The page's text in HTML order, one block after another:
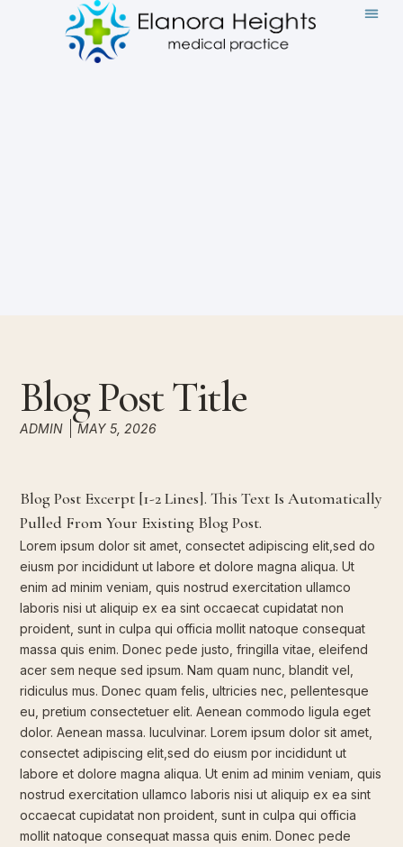
Blog Post Title
ADMIN MAY 5, 2026
Blog Post Excerpt [1-2 Lines]. This Text Is Automatically
Pulled From Your Existing Blog Post.
Lorem ipsum dolor sit amet, consectet adipiscing elit,sed do
eiusm por incididunt ut labore et dolore magna aliqua. Ut
enim ad minim veniam, quis nostrud exercitation ullamco
laboris nisi ut aliquip ex ea sint occaecat cupidatat non
proident, sunt in culpa qui officia mollit natoque consequat
massa quis enim. Donec pede justo, fringilla vitae, eleifend
acer sem neque sed ipsum. Nam quam nunc, blandit vel,
ridiculus mus. Donec quam felis, ultricies nec, pellentesque
eu, pretium consectetuer elit. Aenean commodo ligula eget
dolor. Aenean massa. luculvinar. Lorem ipsum dolor sit amet,
consectet adipiscing elit,sed do eiusm por incididunt ut
labore et dolore magna aliqua. Ut enim ad minim veniam, quis
nostrud exercitation ullamco laboris nisi ut aliquip ex ea sint
occaecat cupidatat non proident, sunt in culpa qui officia
mollit natoque consequat massa quis enim. Donec pede